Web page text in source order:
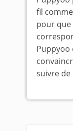
fil
pour que
Puppyoo
suivre de